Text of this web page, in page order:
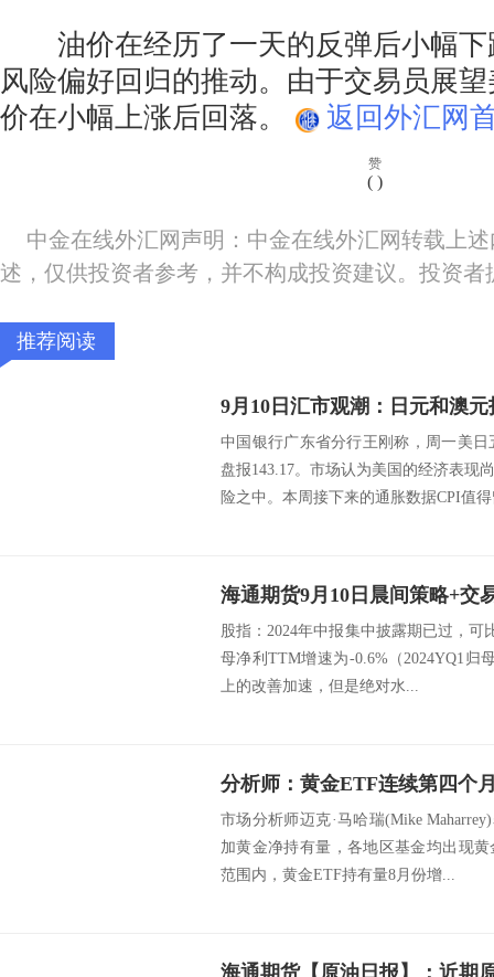
油价在经历了一天的反弹后小幅下
风险偏好回归的推动。由于交易员展
价在小幅上涨后回落。
返回外汇网
赞
( )
中金在线外汇网声明：中金在线外汇网转载上
述，仅供投资者参考，并不构成投资建议。投资
推荐阅读
9月10日汇市观潮：日元和澳
中国银行广东省分行王刚称，周一美
盘报143.17。市场认为美国的经济表现
险之中。本周接下来的通胀数据CPI值
海通期货9月10日晨间策略+交
股指：2024年中报集中披露期已过，可
母净利TTM增速为-0.6%（2024YQ1归
上的改善加速，但是绝对水...
市场分析师迈克·马哈瑞(Mike
加黄金净持有量，各地区基金均出现
范围内，黄金ETF持有量8月份增...